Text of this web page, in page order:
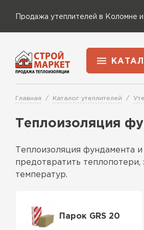
Продажа утеплителей в Коломне
Главная Каталог утеплителей
Теплоизоляция
Теплоизоляция фундамента
предотвратить
температур.
Материалы и технологии
В Москве для
Парок GRS 20
Доставка и оплата
Перейти в каталог
Утеплитель
Утеплитель Rockwool
Утеплитель Knauf